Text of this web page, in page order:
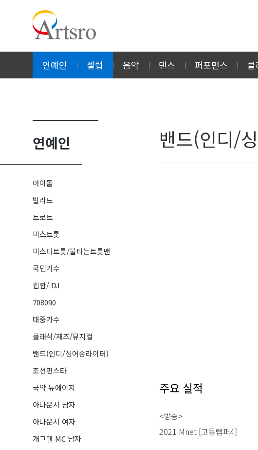
연예인 셀럽 음악 댄스 퍼포먼스 클
연예인
아이돌
발라드
트로트
미스트롯
미스터트롯/불타는트롯맨
국민가수
힙합/ DJ
708090
대중가수
클래식/재즈/뮤지컬
밴드(인디/싱어송라이터)
조선판스타
국악 뉴에이지
아나운서 남자
아나운서 여자
개그맨 MC 남자
밴드(인디/
주요 실적
<방송>
2021 Mnet [고등랩퍼4]